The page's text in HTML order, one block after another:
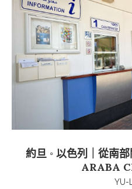
約旦 ◦ 以色列｜從南
ARABA
YU-